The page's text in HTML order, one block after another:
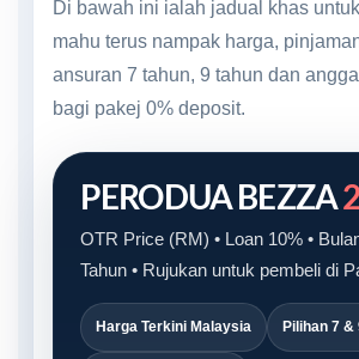
Di bawah ini ialah jadual khas
mahu terus nampak harga,
ansuran 7 tahun, 9 tahun dan
bagi pakej 0% deposit.
PERODUA BEZZA
OTR Price (RM) • Loan 10% •
Tahun • Rujukan untuk pembeli di
Harga Terkini Malaysia Pilihan 7 &